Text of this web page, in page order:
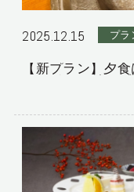
2025.12.15 プラ
【新プラン】夕
ご予約・お問